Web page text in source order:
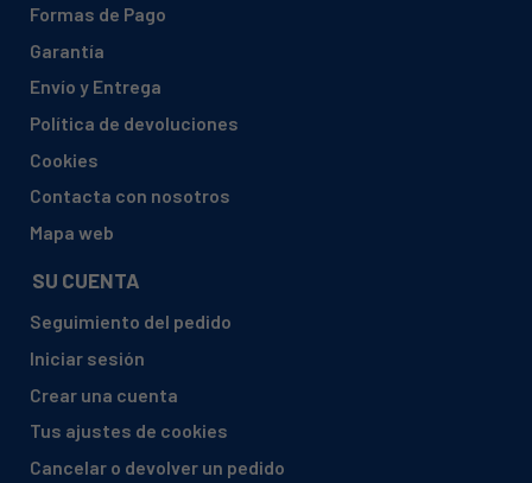
Formas de Pago
Garantía
Envío y Entrega
Política de devoluciones
Cookies
Contacta con nosotros
Mapa web
SU CUENTA
Seguimiento del pedido
Iniciar sesión
Crear una cuenta
Tus ajustes de cookies
Cancelar o devolver un pedido